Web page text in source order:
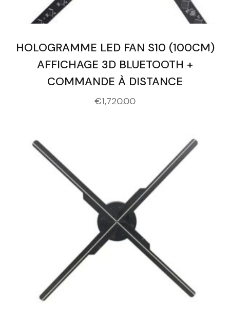
HOLOGRAMME LED FAN S10 (100CM)
AFFICHAGE 3D BLUETOOTH +
COMMANDE À DISTANCE
€1,720.00